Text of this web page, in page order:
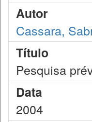
Autor
Cassara,
Título
Pesquisa
Data
2004